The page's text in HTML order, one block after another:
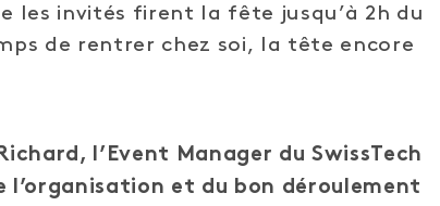
les invités firent la fête jusqu’à 2h du
de rentrer chez soi, la tête encore
l’Event Manager du SwissTech
l’organisation et du bon déroulement